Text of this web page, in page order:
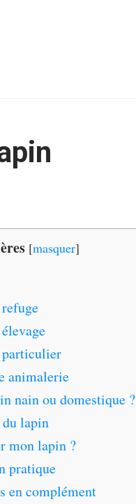
[masquer]
particulier
animalerie
nain ou domestique ?
lapin
mon lapin ?
pratique
en complément